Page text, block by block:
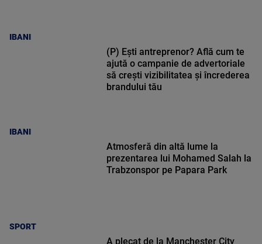
IBANI
IBANI
(P) Ești antreprenor? Află cum te
ajută o campanie de advertoriale
să crești vizibilitatea și încrederea
brandului tău
SPORT
Atmosferă din altă lume la
prezentarea lui Mohamed Salah la
Trabzonspor pe Papara Park
A plecat de la Manchester City